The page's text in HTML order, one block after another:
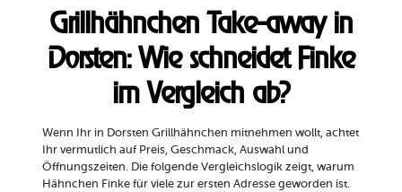
Grillhähnchen Take-away in
Dorsten: Wie schneidet Finke
im Vergleich ab?
Wenn Ihr in Dorsten Grillhähnchen mitnehmen wollt, achtet
Ihr vermutlich auf Preis, Geschmack, Auswahl und
Öffnungszeiten. Die folgende Vergleichslogik zeigt, warum
Hähnchen Finke für viele zur ersten Adresse geworden ist.